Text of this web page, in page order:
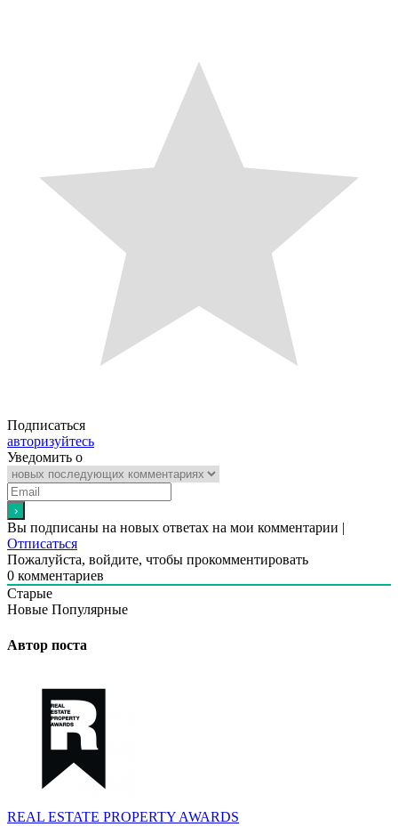
Подписаться
авторизуйтесь
Уведомить о
Вы подписаны на новых ответах на мои комментарии |
Отписаться
Пожалуйста, войдите, чтобы прокомментировать
0 комментариев
Старые
Новые Популярные
Автор поста
REAL ESTATE PROPERTY AWARDS